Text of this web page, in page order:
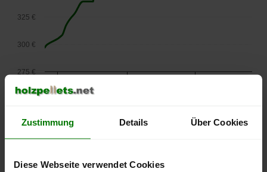
Zustimmung Details Über Cookies
Diese Webseite verwendet Cookies
2025
275 €
300 €
325 €
Die aktuelle Preisentwicklung für Holzpellets in Österreich
nachvollziehen.